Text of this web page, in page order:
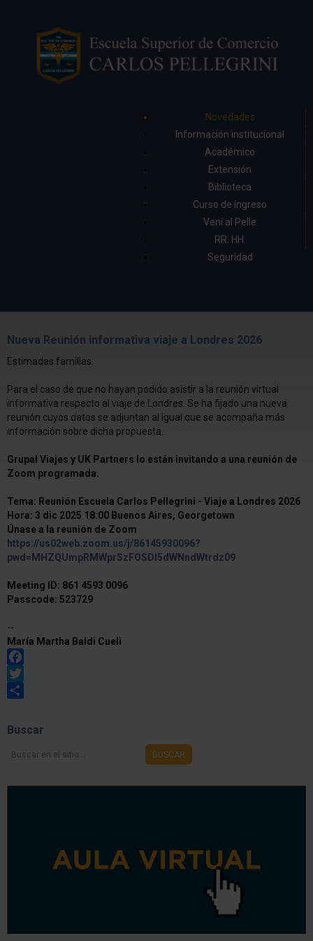
Novedades
Información institucional
Académico
Extensión
Biblioteca
Curso de ingreso
Vení al Pelle
RR. HH.
Seguridad
Nueva Reunión informativa viaje a Londres 2026
Estimadas familias:
Para el caso de que no hayan podido asistir a la reunión virtual
informativa respecto al viaje de Londres. Se ha fijado una nueva
reunión cuyos datos se adjuntan al igual que se acompaña más
información sobre dicha propuesta.
Grupal Viajes y UK Partners lo están invitando a una reunión de
Zoom programada.
Tema: Reunión Escuela Carlos Pellegrini - Viaje a Londres 2026
Hora: 3 dic 2025 18:00 Buenos Aires, Georgetown
Únase a la reunión de Zoom
https://us02web.zoom.us/j/86145930096?
pwd=MHZQUmpRMWprSzFOSDl5dWNndWtrdz09
Meeting ID: 861 4593 0096
Passcode: 523729
--
María Martha Baldi Cueli
Facebook
Twitter
Buscar
Buscar
BUSCAR